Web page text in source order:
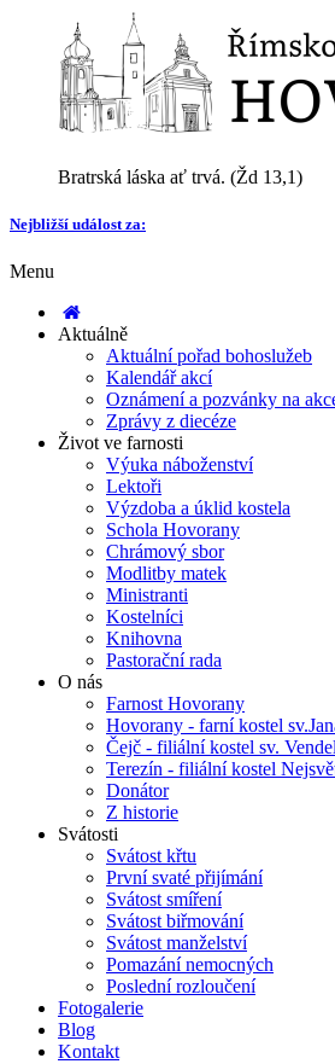
Bratrská láska ať trvá. (Žd 13,1)
Nejbližší událost za:
Menu
Aktuálně
Aktuální pořad bohoslužeb
Kalendář akcí
Oznámení a pozvánky na
Zprávy z diecéze
Život ve farnosti
Výuka náboženství
Lektoři
Výzdoba a úklid kostela
Schola Hovorany
Chrámový sbor
Modlitby matek
Ministranti
Kostelníci
Knihovna
Pastorační rada
O nás
Farnost Hovorany
Hovorany - farní kostel
Čejč - filiální kostel sv.
Terezín - filiální kostel
Donátor
Z historie
Svátosti
Svátost křtu
První svaté přijímání
Svátost smíření
Svátost biřmování
Svátost manželství
Pomazání nemocných
Poslední rozloučení
Fotogalerie
Blog
Kontakt